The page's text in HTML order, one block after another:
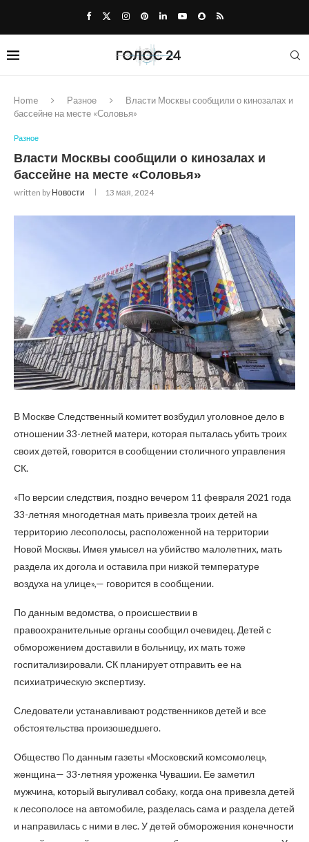
Home Разное
Власти Москвы сообщили о кинозалах и
бассейне на месте «Соловья»
Разное
Власти Москвы сообщили о кинозалах и
бассейне на месте «Соловья»
written by Новости 13 мая, 2024
В Москве Следственный комитет возбудил уголовное дело в
отношении 33-летней матери, которая пыталась убить троих
своих детей, говорится в сообщении столичного управления
СК.
«По версии следствия, поздно вечером 11 февраля 2021 года
33-летняя многодетная мать привезла троих детей на
территорию лесополосы, расположенной на территории
Новой Москвы. Имея умысел на убийство малолетних, мать
раздела их догола и оставила при низкой температуре
воздуха на улице»,— говорится в сообщении.
По данным ведомства, о происшествии в
правоохранительные органы сообщил очевидец. Детей с
обморожением доставили в больницу, их мать тоже
госпитализировали. СК планирует отправить ее на
психиатрическую экспертизу.
Следователи устанавливают родственников детей и все
обстоятельства произошедшего.
Общество По данным газеты «Московский комсомолец»,
женщина— 33-летняя уроженка Чувашии. Ее заметил
мужчина, который выгуливал собаку, когда она привезла детей
к лесополосе на автомобиле, разделась сама и раздела детей
и направилась с ними в лес. У детей обморожения конечности